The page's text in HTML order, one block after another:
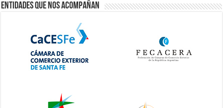
Entidades que nos acompañan